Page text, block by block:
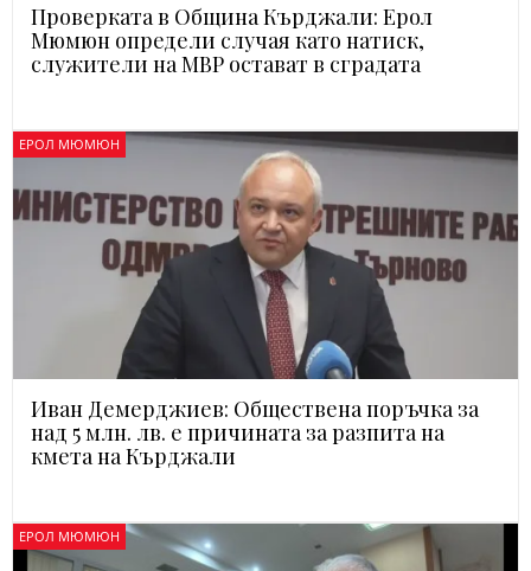
Проверката в Община Кърджали: Ерол
Мюмюн определи случая като натиск,
служители на МВР остават в сградата
ЕРОЛ МЮМЮН
Иван Демерджиев: Обществена поръчка за
над 5 млн. лв. е причината за разпита на
кмета на Кърджали
ЕРОЛ МЮМЮН